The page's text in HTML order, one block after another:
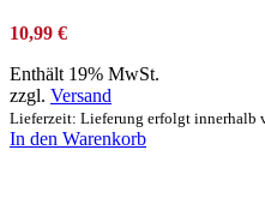
10,99 €
Enthält 19% MwSt.
zzgl. Versand
Lieferzeit: Lieferung erfolgt innerhalb
In den Warenkorb